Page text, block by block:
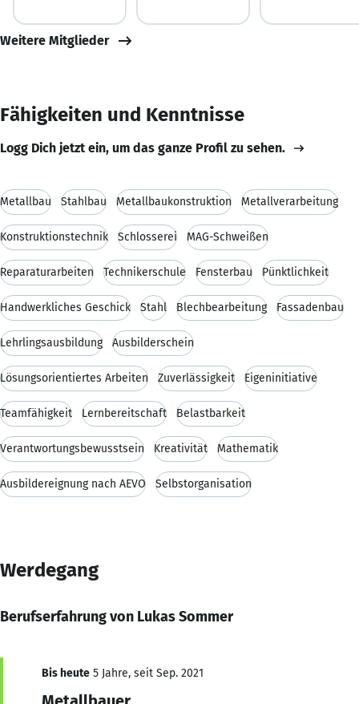
Weitere Mitglieder
Fähigkeiten und Kenntnisse
Logg Dich jetzt ein, um das ganze Profil zu sehen.
Metallbau Stahlbau Metallbaukonstruktion Metallverarbeitung
Konstruktionstechnik Schlosserei MAG-Schweißen
Reparaturarbeiten Technikerschule Fensterbau Pünktlichkeit
Handwerkliches Geschick Stahl Blechbearbeitung Fassadenbau
Lehrlingsausbildung Ausbilderschein
Lösungsorientiertes Arbeiten Zuverlässigkeit Eigeninitiative
Teamfähigkeit Lernbereitschaft Belastbarkeit
Verantwortungsbewusstsein Kreativität Mathematik
Ausbildereignung nach AEVO Selbstorganisation
Werdegang
Berufserfahrung von Lukas Sommer
Bis heute 5 Jahre, seit Sep. 2021